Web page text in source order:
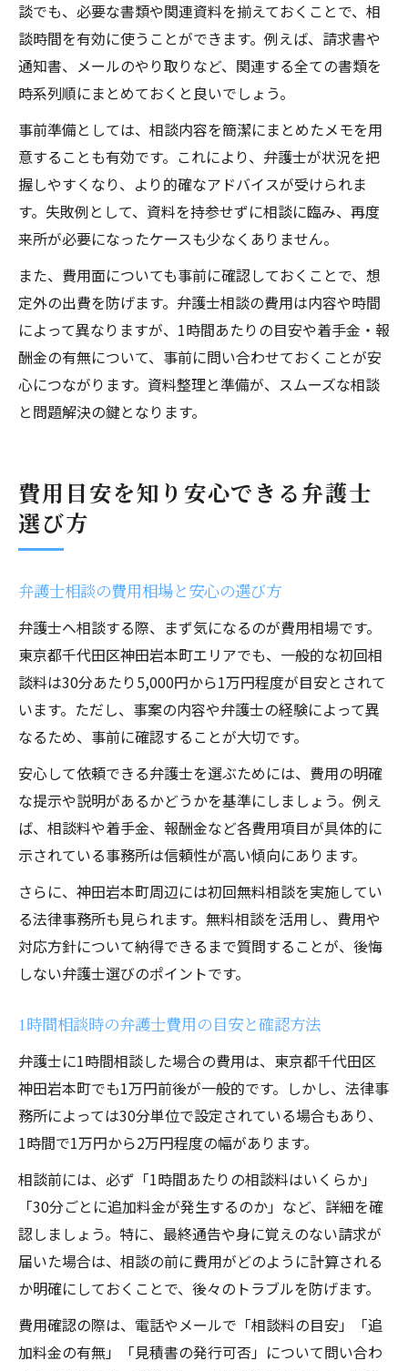
談でも、必要な書類や関連資料を揃えておくことで、相
談時間を有効に使うことができます。例えば、請求書や
通知書、メールのやり取りなど、関連する全ての書類を
時系列順にまとめておくと良いでしょう。
事前準備としては、相談内容を簡潔にまとめたメモを用
意することも有効です。これにより、弁護士が状況を把
握しやすくなり、より的確なアドバイスが受けられま
す。失敗例として、資料を持参せずに相談に臨み、再度
来所が必要になったケースも少なくありません。
また、費用面についても事前に確認しておくことで、想
定外の出費を防げます。弁護士相談の費用は内容や時間
によって異なりますが、1時間あたりの目安や着手金・報
酬金の有無について、事前に問い合わせておくことが安
心につながります。資料整理と準備が、スムーズな相談
と問題解決の鍵となります。
費用目安を知り安心できる弁護士
選び方
弁護士相談の費用相場と安心の選び方
弁護士へ相談する際、まず気になるのが費用相場です。
東京都千代田区神田岩本町エリアでも、一般的な初回相
談料は30分あたり5,000円から1万円程度が目安とされて
います。ただし、事案の内容や弁護士の経験によって異
なるため、事前に確認することが大切です。
安心して依頼できる弁護士を選ぶためには、費用の明確
な提示や説明があるかどうかを基準にしましょう。例え
ば、相談料や着手金、報酬金など各費用項目が具体的に
示されている事務所は信頼性が高い傾向にあります。
さらに、神田岩本町周辺には初回無料相談を実施してい
る法律事務所も見られます。無料相談を活用し、費用や
対応方針について納得できるまで質問することが、後悔
しない弁護士選びのポイントです。
1時間相談時の弁護士費用の目安と確認方法
弁護士に1時間相談した場合の費用は、東京都千代田区
神田岩本町でも1万円前後が一般的です。しかし、法律事
務所によっては30分単位で設定されている場合もあり、
1時間で1万円から2万円程度の幅があります。
相談前には、必ず「1時間あたりの相談料はいくらか」
「30分ごとに追加料金が発生するのか」など、詳細を確
認しましょう。特に、最終通告や身に覚えのない請求が
届いた場合は、相談の前に費用がどのように計算される
か明確にしておくことで、後々のトラブルを防げます。
費用確認の際は、電話やメールで「相談料の目安」「追
加料金の有無」「見積書の発行可否」について問い合わ